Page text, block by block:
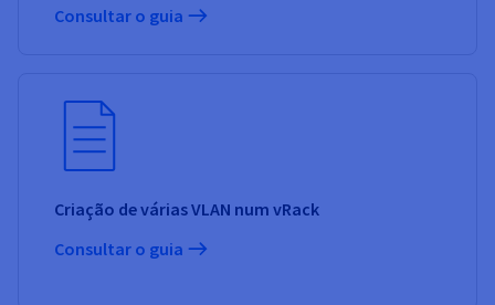
Consultar o guia
Criação de várias VLAN num vRack
Consultar o guia